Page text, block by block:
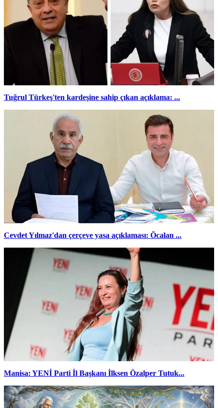
Tuğrul Türkeş'ten kardeşine sahip çıkan açıklama: ...
Cevdet Yılmaz'dan çerçeve yasa açıklaması: Öcalan ...
Manisa: YENİ Parti İl Başkanı İlksen Özalper Tutuk...